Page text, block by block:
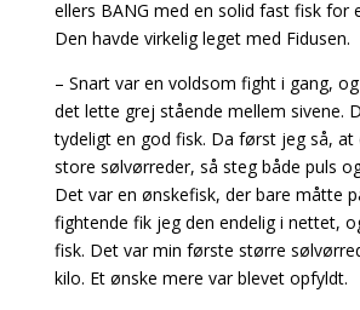
ellers BANG med en solid fast fisk for
Den havde virkelig leget med Fidusen.
– Snart var en voldsom fight i gang,
det lette grej stående mellem sivene.
tydeligt en god fisk. Da først jeg så, at
store sølvørreder, så steg både puls
Det var en ønskefisk, der bare måtte
fightende fik jeg den endelig i nettet,
fisk. Det var min første større
kilo. Et ønske mere var blevet opfyldt.